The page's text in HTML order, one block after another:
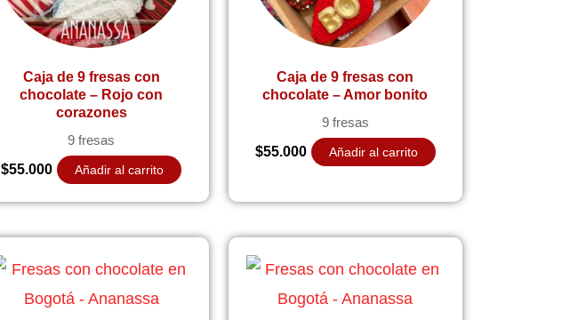
Caja de 9 fresas con
chocolate – Rojo con
corazones
9 fresas
$55.000 Añadir al carrito
Caja de 9 fresas con
chocolate – Amor bonito
9 fresas
$55.000 Añadir al carrito